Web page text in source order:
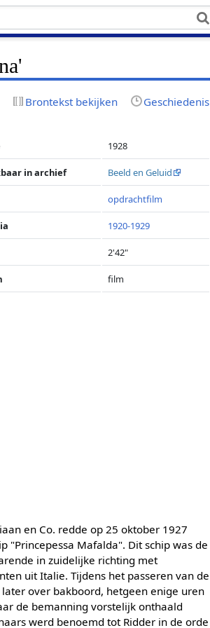
Brontekst bekijken Geschiedenis
1928
in archief Beeld en Geluid
opdrachtfilm
1920-1929
2'42"
film
en Co. redde op 25 oktober 1927
"Princepessa Mafalda". Dit schip was de
in zuidelijke richting met
uit Italie. Tijdens het passeren van de
over bakboord, hetgeen enige uren
de bemanning vorstelijk onthaald
werd benoemd tot Ridder in de orde